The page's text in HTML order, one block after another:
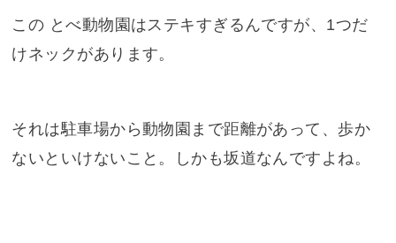
この とべ動物園はステキすぎるんですが、1つだ
けネックがあります。
それは駐車場から動物園まで距離があって、歩か
ないといけないこと。しかも坂道なんですよね。